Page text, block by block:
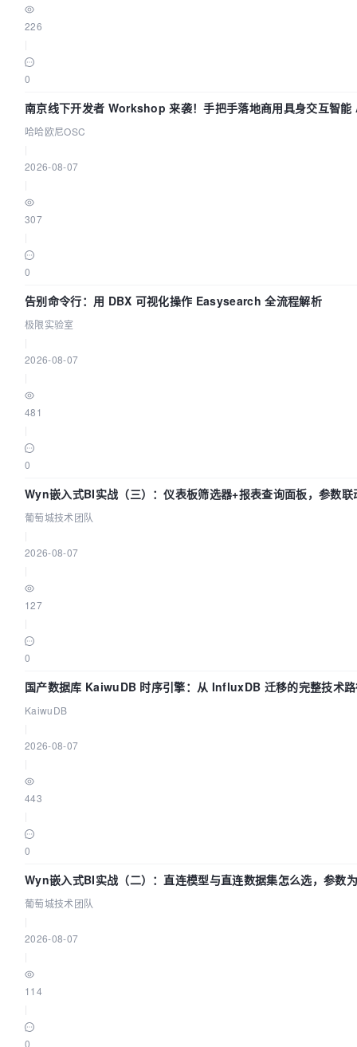
226
0
南京线下开发者 Workshop 来袭！手把手落地商用具身交互智
哈哈欧尼OSC
2026-08-07
307
0
告别命令行：用 DBX 可视化操作 Easysearch 全流程解析
极限实验室
2026-08-07
481
0
Wyn嵌入式BI实战（三）：仪表板筛选器+报表查询面板，参数联
葡萄城技术团队
2026-08-07
127
0
国产数据库 KaiwuDB 时序引擎：从 InfluxDB 迁移的完整技术
KaiwuDB
2026-08-07
443
0
Wyn嵌入式BI实战（二）：直连模型与直连数据集怎么选，参数
葡萄城技术团队
葡萄城技术团队
2026-08-07
114
0